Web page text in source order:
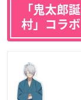
「鬼太郎
村」コラ